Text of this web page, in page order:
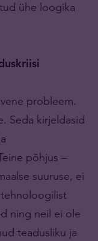
ühe loogika
probleem.
Seda kirjeldasid
põhjus –
suuruse, ei
ning neil ei ole
teadusliku ja